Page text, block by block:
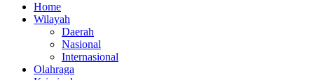
Home
Wilayah
Daerah
Nasional
Internasional
Olahraga